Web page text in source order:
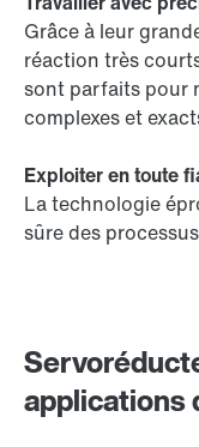
applications
Grâce à leur
réaction très
sont parfaits pour
complexes et
Exploiter en toute
La technologie
sûre des